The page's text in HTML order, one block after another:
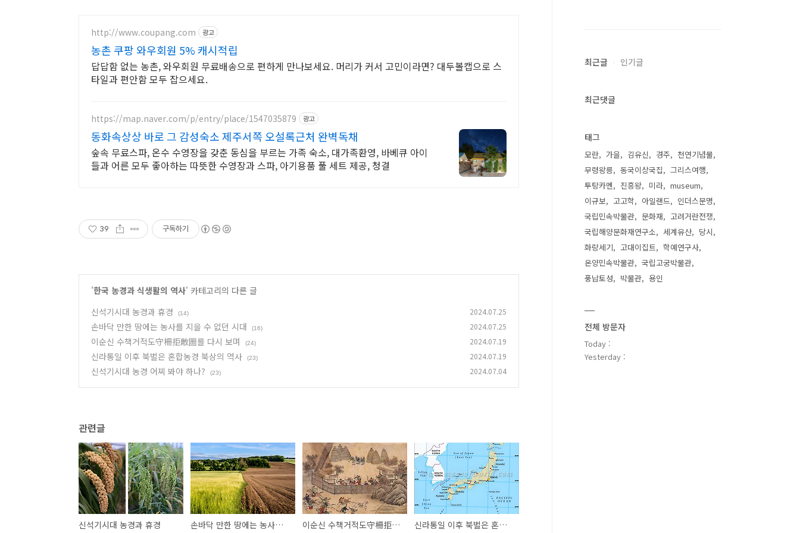
http://www.coupang.com 광고
농촌 쿠팡 와우회원 5% 캐시적립
답답함 없는 농촌, 와우회원 무료배송으로 편하게 만나보세요. 머리가 커서 고민이라면? 대두볼캡으로 스
타일과 편안함 모두 잡으세요.
https://map.naver.com/p/entry/place/1547035879 광고
동화속상상 바로 그 감성숙소 제주서쪽 오설록근처 완벽독채
숲속 무료스파, 온수 수영장을 갖춘 동심을 부르는 가족 숙소, 대가족환영, 바베큐 아이
들과 어른 모두 좋아하는 따뜻한 수영장과 스파, 아기용품 풀 세트 제공, 청결
39 구독하기
'한국 농경과 식생활의 역사' 카테고리의 다른 글
신석기시대 농경과 휴경
(14) 2024.07.25
손바닥 만한 땅에는 농사를 지을 수 없던 시대 (16) 2024.07.25
이순신 수책거적도守柵拒敵圖를 다시 보며 (24) 2024.07.19
신라통일 이후 북벌은 혼합농경 북상의 역사 (23) 2024.07.19
신석기시대 농경 어찌 봐야 하나? (23) 2024.07.04
관련글
신석기시대 농경과 휴경 손바닥 만한 땅에는 농사를 지을 수 없던 시대 이순신 수책거적도守柵拒敵圖를 다시 보며 신라통일 이후 북벌은 혼합농경 북상의 역사
최근글 인기글
최근댓글
태그
모란 가을 김유신 경주
천연기념물
무령왕릉
동국이상국집
그리스여행
투탕카멘
진흥왕 미라
museum
이규보
고고학 아일랜드
인더스문명
국립민속박물관
문화재
고려거란전쟁
국립해양문화재연구소
세계유산
당시
화랑세기
고대이집트
학예연구사
온양민속박물관
국립고궁박물관
풍납토성
박물관 용인
전체 방문자
Today :
Yesterday :